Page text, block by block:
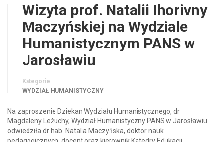
Wizyta prof. Natalii Ihorivny
Maczyńskiej na Wydziale
Humanistycznym PANS w
Jarosławiu
Kategorie
WYDZIAŁ HUMANISTYCZNY
Na zaproszenie Dziekan Wydziału Humanistycznego, dr
Magdaleny Leżuchy, Wydział Humanistyczny PANS w Jarosławiu
odwiedziła dr hab. Natalia Maczyńska, doktor nauk
pedagogicznych, docent oraz kierownik Katedry Edukacji